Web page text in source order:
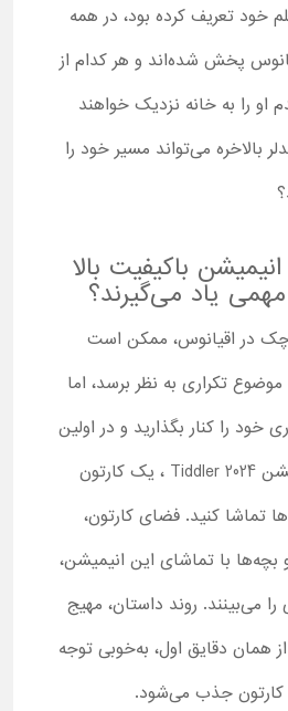
خود تعریف کرده بود، در همه
پخش شده‌اند و هر کدام از
او را به خانه نزدیک خواهند
بالاخره می‌تواند مسیر خود را
باکیفیت بالا
یاد می‌گیرند؟
در اقیانوس، ممکن است
تکراری به نظر برسد، اما
را کنار بگذارید و در اولین
فرصت، با دانلود انیمیشن Tiddler 2024 ، یک کارتون
تماشا کنید. فضای کارتون،
با تماشای این انیمیشن،
را می‌بینند. روند داستان، مهیج
همان دقایق اول، به‌خوبی توجه
کارتون جذب می‌شود.